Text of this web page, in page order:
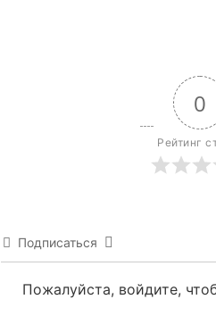
0
Рейтинг
Подписаться
Пожалуйста, войдите,